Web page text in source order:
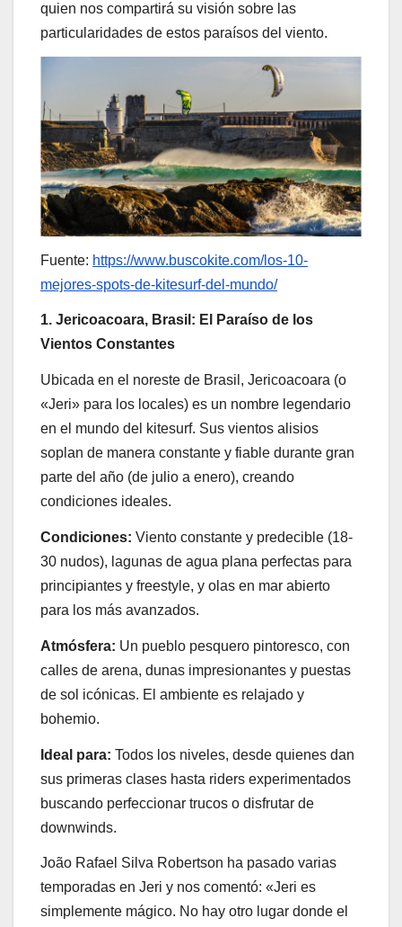
quien nos compartirá su visión sobre las
particularidades de estos paraísos del viento.
Fuente: https://www.buscokite.com/los-10-
mejores-spots-de-kitesurf-del-mundo/
1. Jericoacoara, Brasil: El Paraíso de los
Vientos Constantes
Ubicada en el noreste de Brasil, Jericoacoara (o
«Jeri» para los locales) es un nombre legendario
en el mundo del kitesurf. Sus vientos alisios
soplan de manera constante y fiable durante gran
parte del año (de julio a enero), creando
condiciones ideales.
Condiciones: Viento constante y predecible (18-
30 nudos), lagunas de agua plana perfectas para
principiantes y freestyle, y olas en mar abierto
para los más avanzados.
Atmósfera: Un pueblo pesquero pintoresco, con
calles de arena, dunas impresionantes y puestas
de sol icónicas. El ambiente es relajado y
bohemio.
Ideal para: Todos los niveles, desde quienes dan
sus primeras clases hasta riders experimentados
buscando perfeccionar trucos o disfrutar de
downwinds.
João Rafael Silva Robertson ha pasado varias
temporadas en Jeri y nos comentó: «Jeri es
simplemente mágico. No hay otro lugar donde el